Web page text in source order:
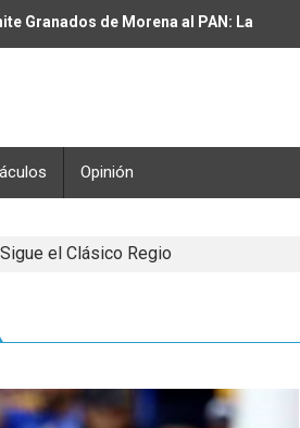
Granados de Morena al PAN: La
Opinión
el Clásico Regio